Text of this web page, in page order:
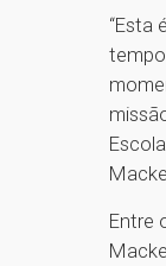
“Esta
Entre